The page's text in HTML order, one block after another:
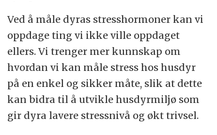
Ved å måle dyras stresshormoner kan vi
oppdage ting vi ikke ville oppdaget
ellers. Vi trenger mer kunnskap om
hvordan vi kan måle stress hos husdyr
på en enkel og sikker måte, slik at dette
kan bidra til å utvikle husdyrmiljø som
gir dyra lavere stressnivå og økt trivsel.